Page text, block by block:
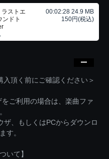
ラストエ
ンドト
00:02:28 24.9 MB
150円(税込)
頂く前にご確認ください＞
ご利用の場合は、楽曲ファ
、もしくはPCからダウンロ
す。
いて】